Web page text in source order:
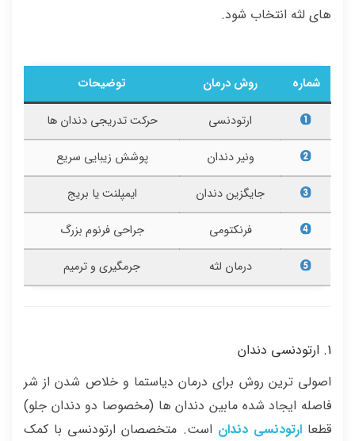
های لثه انتخاب شود.
شماره روش درمان توضیحات
ارتودنسی
حرکت تدریجی دندان ها
ونیر دندان
پوشش زیبایی سریع
جایگزین دندان
ایمپلنت یا بریج
فرنکتومی
جراحی فرنوم بزرگ
درمان لثه
جرمگیری و ترمیم
1. ارتودنسی دندان
اصولی ترین روش برای درمان دیاستما و خلاص شدن از شر
فاصله ایجاد شده مابین دندان ها (مخصوصا دو دندان جلو)
قطعاارتودنسی دندان است. متخصصان ارتودنسی با کمک